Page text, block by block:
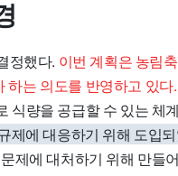
정했다. 이번 계획은 농림
하는 의도를 반영하고 있다.
식량을 공급할 수 있는 체
제에 대응하기 위해 도입
제에 대처하기 위해 만들